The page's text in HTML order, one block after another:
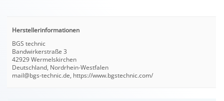
Herstellerinformationen
BGS technic
Bandwirkerstraße 3
42929 Wermelskirchen
Deutschland, Nordrhein-Westfalen
mail@bgs-technic.de, https://www.bgstechnic.com/